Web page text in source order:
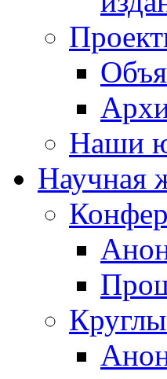
Наши
Научная